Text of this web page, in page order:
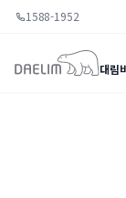
1588-1952
대림